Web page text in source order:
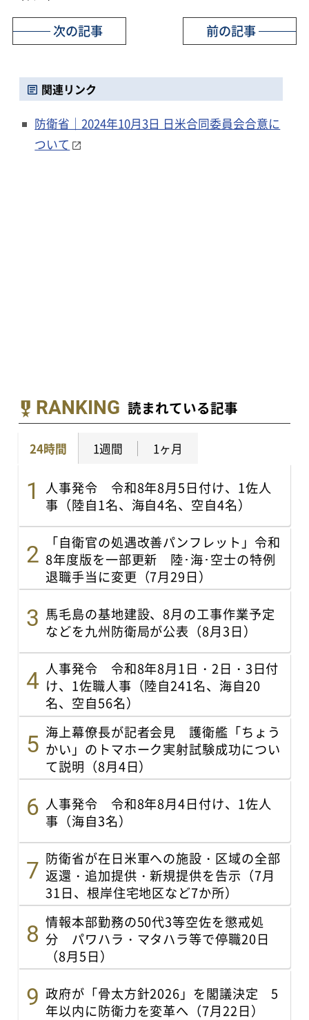
前の記事
次の記事
関連リンク
防衛省｜2024年10月3日 日米合同委員会合意に
ついて
RANKING 読まれている記事
24時間 1週間 1ヶ月
人事発令 令和8年8月5日付け、1佐人
事（陸自1名、海自4名、空自4名）
「自衛官の処遇改善パンフレット」令和
8年度版を一部更新 陸･海･空士の特例
退職手当に変更（7月29日）
馬毛島の基地建設、8月の工事作業予定
などを九州防衛局が公表（8月3日）
人事発令 令和8年8月1日・2日・3日付
け、1佐職人事（陸自241名、海自20
名、空自56名）
海上幕僚長が記者会見 護衛艦「ちょう
かい」のトマホーク実射試験成功につい
て説明（8月4日）
人事発令 令和8年8月4日付け、1佐人
事（海自3名）
防衛省が在日米軍への施設・区域の全部
返還・追加提供・新規提供を告示（7月
31日、根岸住宅地区など7か所）
情報本部勤務の50代3等空佐を懲戒処
分 パワハラ・マタハラ等で停職20日
（8月5日）
政府が「骨太方針2026」を閣議決定 5
年以内に防衛力を変革へ（7月22日）